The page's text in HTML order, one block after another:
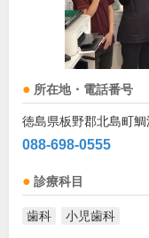
所在地・電話番号
徳島県板野郡北島町
088-698-0555
診療科目
歯科 小児歯科